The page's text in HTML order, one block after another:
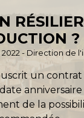
?
2022 - Direction de
un
de la